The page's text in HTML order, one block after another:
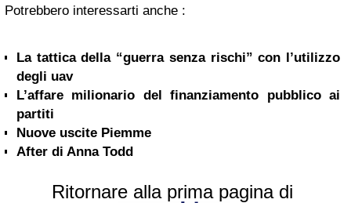
Potrebbero interessarti anche :
La tattica della “guerra senza rischi” con l’utilizzo
degli uav
L’affare milionario del finanziamento pubblico ai
partiti
Nuove uscite Piemme
After di Anna Todd
Ritornare alla prima pagina di